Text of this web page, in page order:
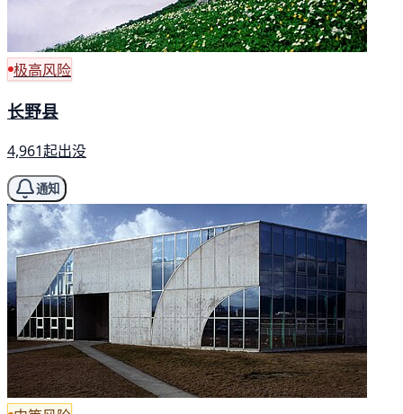
极高风险
长野县
4,961起出没
通知